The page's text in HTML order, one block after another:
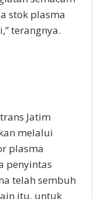
stok plasma
terangnya.
Jatim
melalui
plasma
penyintas
telah sembuh
itu, untuk